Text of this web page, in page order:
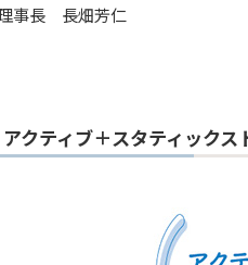
事長 長畑芳仁
アクティブ＋スタティック